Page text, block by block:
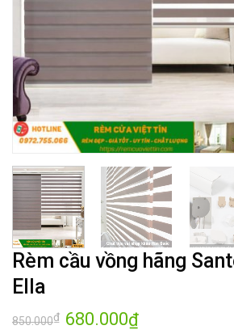
Rèm cầu vồng hãng
Ella
850.000₫ Giá
gốc
680.000₫Giá